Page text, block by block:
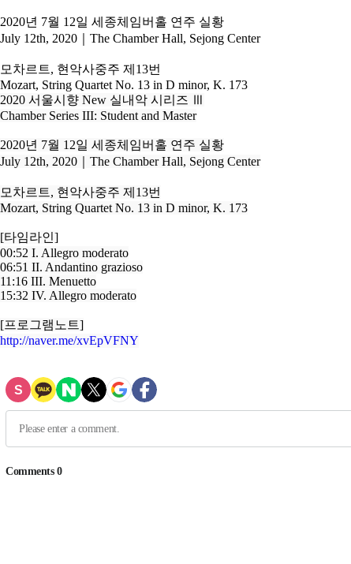
2020년 7월 12일 세종체임버홀 연주 실황
July 12th, 2020｜The Chamber Hall, Sejong Center
모차르트, 현악사중주 제13번
Mozart, String Quartet No. 13 in D minor, K. 173
2020 서울시향 New 실내악 시리즈 Ⅲ
Chamber Series III: Student and Master
2020년 7월 12일 세종체임버홀 연주 실황
July 12th, 2020｜The Chamber Hall, Sejong Center
모차르트, 현악사중주 제13번
Mozart, String Quartet No. 13 in D minor, K. 173
00:52 I. Allegro moderato
06:51 II. Andantino grazioso
11:16 III. Menuetto
15:32 IV. Allegro moderato
http://naver.me/xvEpVFNY